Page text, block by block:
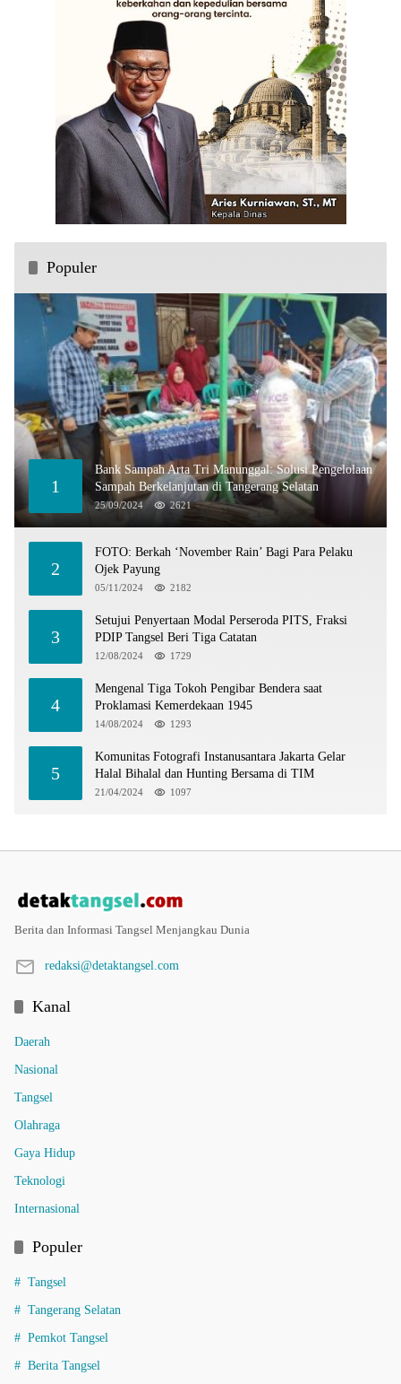
Populer
1
Bank Sampah Arta Tri Manunggal: Solusi Pengelolaan
Sampah Berkelanjutan di Tangerang Selatan
25/09/2024 2621
2
FOTO: Berkah ‘November Rain’ Bagi Para Pelaku
Ojek Payung
05/11/2024 2182
3
Setujui Penyertaan Modal Perseroda PITS, Fraksi
PDIP Tangsel Beri Tiga Catatan
12/08/2024 1729
4
Mengenal Tiga Tokoh Pengibar Bendera saat
Proklamasi Kemerdekaan 1945
14/08/2024 1293
5
Komunitas Fotografi Instanusantara Jakarta Gelar
Halal Bihalal dan Hunting Bersama di TIM
21/04/2024 1097
Berita dan Informasi Tangsel Menjangkau Dunia
redaksi@detaktangsel.com
Kanal
Daerah
Nasional
Tangsel
Olahraga
Gaya Hidup
Teknologi
Internasional
Populer
Tangsel
Tangerang Selatan
Pemkot Tangsel
Berita Tangsel